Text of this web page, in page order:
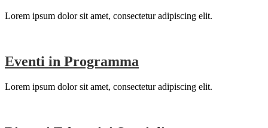
Lorem ipsum dolor sit amet, consectetur adipiscing elit.
Eventi in Programma
Lorem ipsum dolor sit amet, consectetur adipiscing elit.